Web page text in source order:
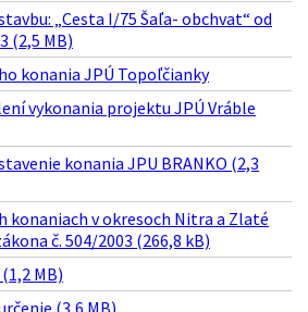
„Cesta I/75 Šaľa- obchvat“ od
(2,5 MB)
konania JPÚ Topoľčianky
vykonania projektu JPÚ Vráble
konania JPU BRANKO (2,3
konaniach v okresoch Nitra a Zlaté
č. 504/2003 (266,8 kB)
MB)